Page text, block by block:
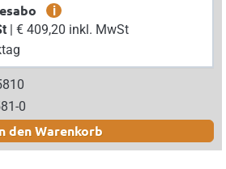
i
| € 409,20 inkl. MwSt
0
den Warenkorb